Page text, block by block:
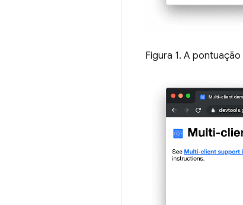
Figura 1. A pontuação